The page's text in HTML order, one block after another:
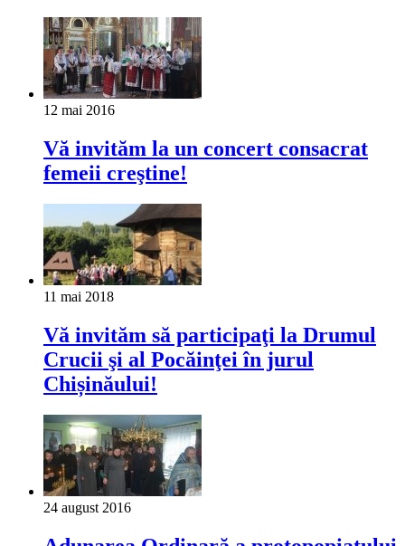
12 mai 2016
Vă invităm la un concert consacrat
femeii creştine!
11 mai 2018
Vă invităm să participaţi la Drumul
Crucii şi al Pocăinţei în jurul
Chișinăului!
24 august 2016